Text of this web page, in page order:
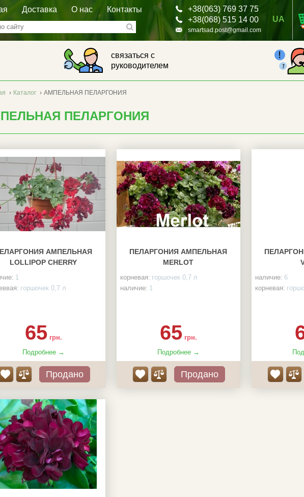
Доставка О нас Контакты
+38(063) 769 37 75
+38(068) 515 14 00
smartsad.post@gmail.com
UA
связаться с
руководителем
› Каталог › АМПЕЛЬНАЯ ПЕЛАРГОНИЯ
ПЕЛАРГОНИЯ
АМПЕЛЬНАЯ
LOLLIPOP CHERRY
1
горшочек 0,7 л
65 грн.
Подробнее →
Продано
ПЕЛАРГОНИЯ АМПЕЛЬНАЯ
MERLOT
корневая: горшочек 0,7 л
наличие: 1
65 грн.
Подробнее →
Продано
наличие: 6
корневая: